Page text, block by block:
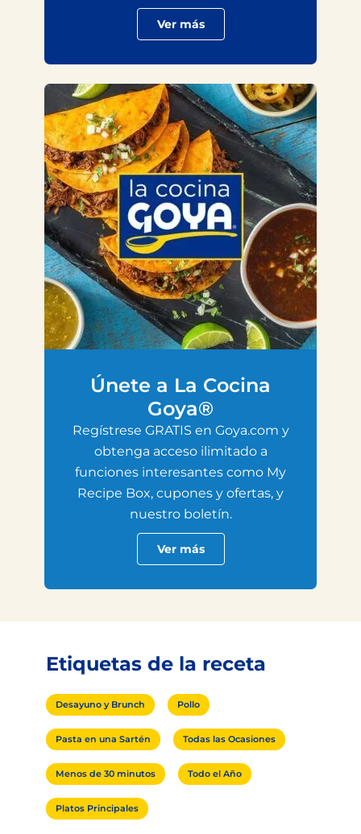
Ver más
Únete a La Cocina
Goya®
Regístrese GRATIS en Goya.com y
obtenga acceso ilimitado a
funciones interesantes como My
Recipe Box, cupones y ofertas, y
nuestro boletín.
Ver más
Etiquetas de la receta
Desayuno y Brunch Pollo
Pasta en una Sartén Todas las Ocasiones
Menos de 30 minutos Todo el Año
Platos Principales